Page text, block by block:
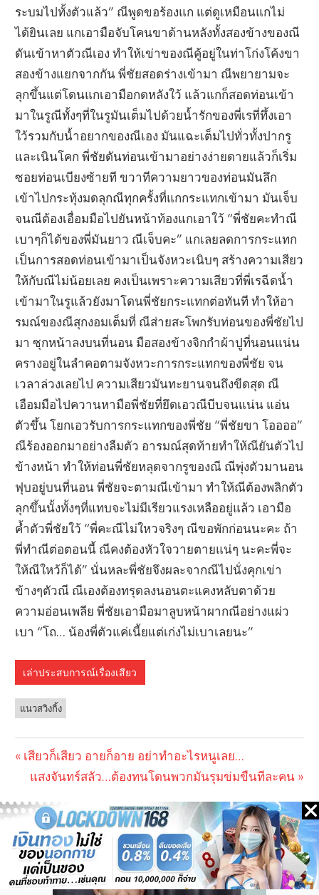
เล่าประสบการณ์เรื่องเสียว
แนวสวิงกิ้ง
Post
navigation
Previous
Post:
เสียวก็เสียว อายก็อาย อย่าทำอะไรหนูเลย…
Next
แสงจันทร์สลัว…ต้องทนโดนพวกมันรุมข่มขืนทีละคน